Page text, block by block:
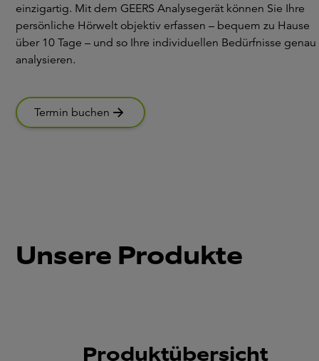
einzigartig. Mit dem GEERS Analysegerät können Sie Ihre
persönliche Hörwelt objektiv erfassen – bequem zu Hause
über 10 Tage – und so Ihre individuellen Bedürfnisse genau
analysieren.
Termin buchen
Unsere Produkte
Produktübersicht